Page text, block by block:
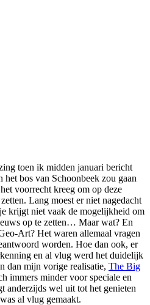
toen ik midden januari bericht
het bos van Schoonbeek zou gaan
voorrecht kreeg om op deze
Lang moest er niet nagedacht
krijgt niet vaak de mogelijkheid om
op te zetten… Maar wat? En
Art? Het waren allemaal vragen
worden. Hoe dan ook, er
en al vlug werd het duidelijk
dan mijn vorige realisatie, The Big
immers minder voor speciale en
anderzijds wel uit tot het genieten
al vlug gemaakt.